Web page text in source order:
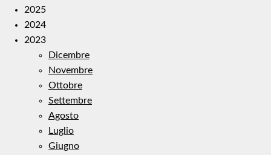
2025
2024
2023
Dicembre
Novembre
Ottobre
Settembre
Agosto
Luglio
Giugno